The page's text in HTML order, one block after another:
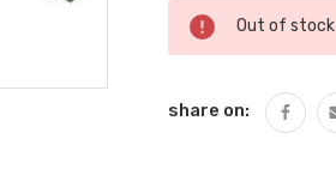
Aktueller
Lagerbestand:
Out of stock
share on: